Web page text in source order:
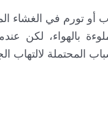
أو تورم في الغشاء
بالهواء، لكن
المحتملة لالتهاب